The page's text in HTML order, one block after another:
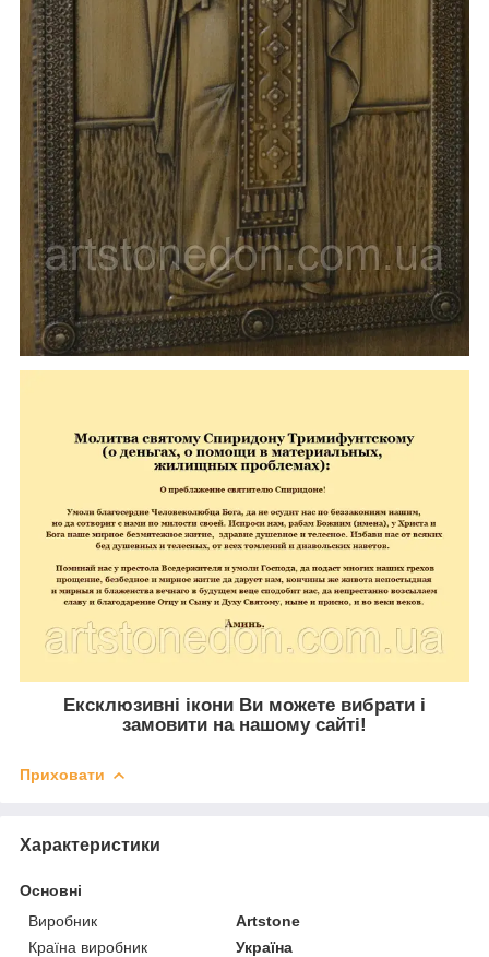
Ексклюзивні ікони Ви можете вибрати і
замовити на нашому сайті!
Приховати
Характеристики
Основні
Виробник
Artstone
Країна виробник
Україна